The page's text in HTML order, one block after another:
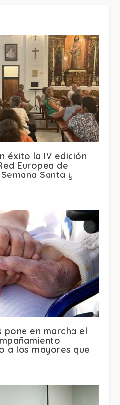
éxito la IV edición
Europea de
Santa y
pone en marcha el
a los mayores que